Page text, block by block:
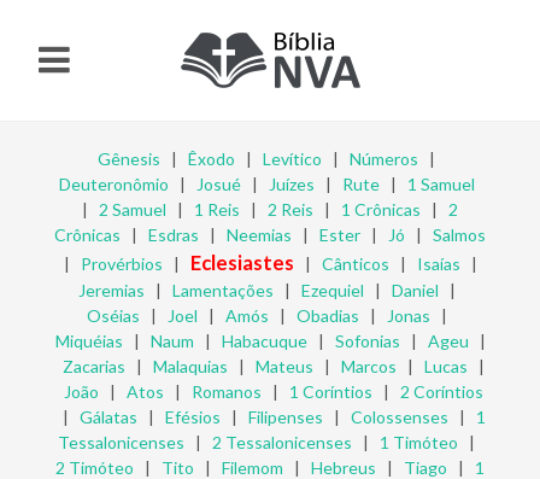
Gênesis | Êxodo | Levítico | Números |
Deuteronômio | Josué| Juízes | Rute| 1 Samuel
| 2 Samuel | 1 Reis | 2 Reis | 1 Crônicas | 2
Crônicas | Esdras | Neemias | Ester | Jó | Salmos
| Provérbios | Eclesiastes | Cânticos | Isaías |
Jeremias | Lamentações | Ezequiel | Daniel |
Oséias | Joel | Amós | Obadias | Jonas |
Miquéias | Naum | Habacuque| Sofonias | Ageu |
Zacarias | Malaquias | Mateus | Marcos | Lucas |
João | Atos | Romanos | 1 Coríntios | 2 Coríntios
| Gálatas | Efésios | Filipenses | Colossenses | 1
Tessalonicenses | 2 Tessalonicenses | 1 Timóteo |
2 Timóteo | Tito | Filemom | Hebreus | Tiago | 1